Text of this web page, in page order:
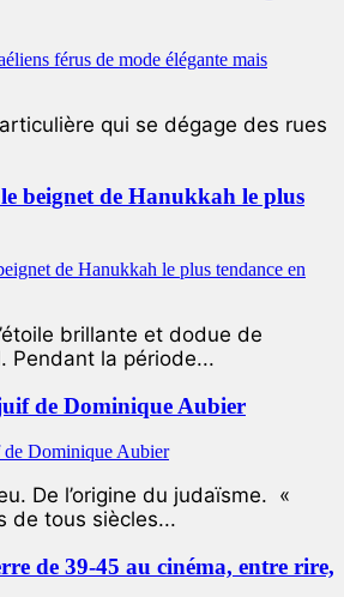
qui se dégage des rues
beignet de Hanukkah le plus
brillante et dodue de
Pendant la période...
de Dominique Aubier
De l’origine du judaïsme. «
de tous siècles...
de 39-45 au cinéma, entre rire,